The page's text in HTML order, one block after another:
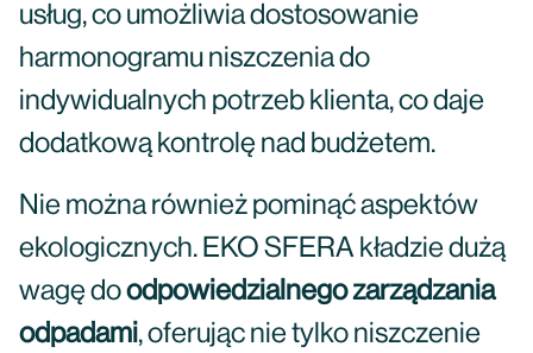
usług, co umożliwia dostosowanie
harmonogramu niszczenia do
indywidualnych potrzeb klienta, co daje
dodatkową kontrolę nad budżetem.
Nie można również pominąć aspektów
ekologicznych. EKO SFERA kładzie dużą
wagę doodpowiedzialnego zarządzania
odpadami, oferując nie tylko niszczenie